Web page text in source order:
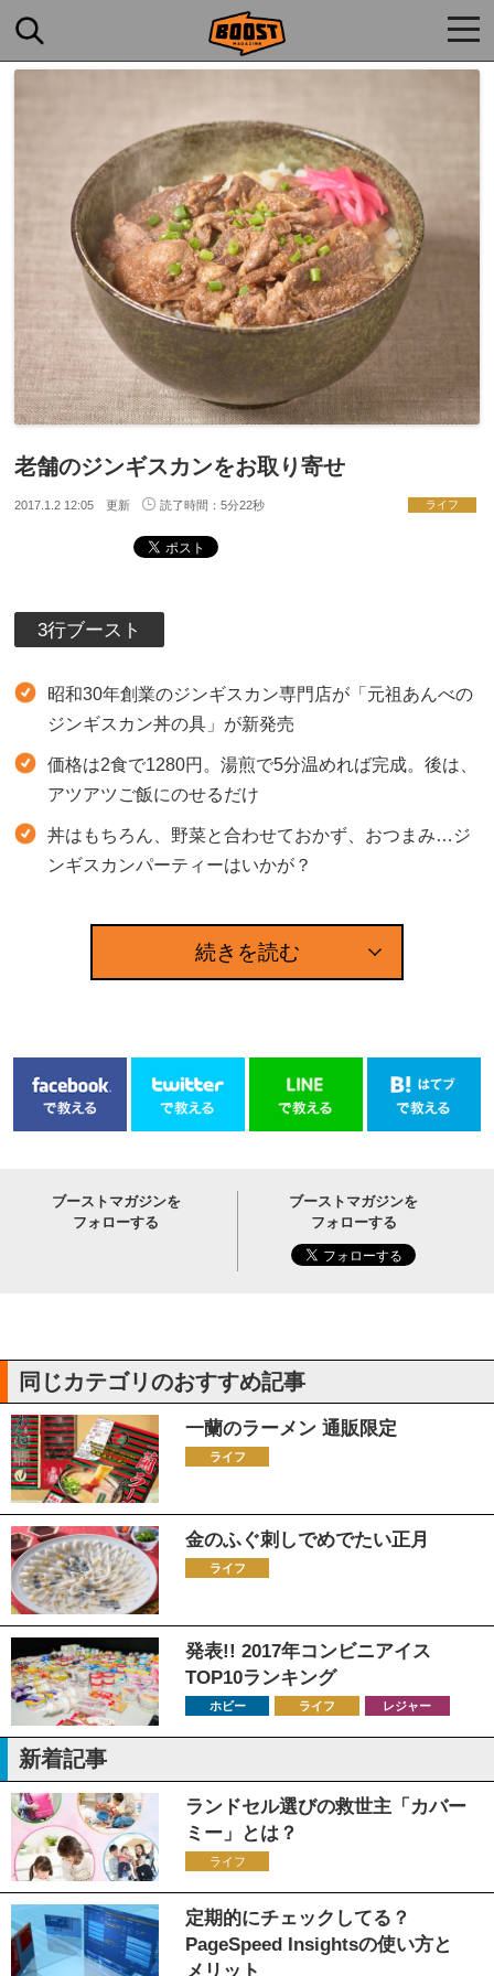
老舗のジンギスカンをお取り寄せ
2017.1.2 12:05 更新 読了時間：5分22秒 ライフ
3行ブースト
昭和30年創業のジンギスカン専門店が「元祖あんべの
ジンギスカン丼の具」が新発売
価格は2食で1280円。湯煎で5分温めれば完成。後は、
アツアツご飯にのせるだけ
丼はもちろん、野菜と合わせておかず、おつまみ…ジ
ンギスカンパーティーはいかが？
続きを読む
ブーストマガジンを
フォローする
ブーストマガジンを
フォローする
同じカテゴリのおすすめ記事
一蘭のラーメン 通販限定
ライフ
金のふぐ刺しでめでたい正月
ライフ
発表!! 2017年コンビニアイス
TOP10ランキング
ホビー ライフ レジャー
新着記事
ランドセル選びの救世主「カバー
ミー」とは？
ライフ
定期的にチェックしてる？
PageSpeed Insightsの使い方と
メリット